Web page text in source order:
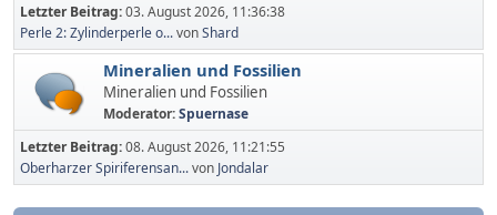
Letzter Beitrag:03. August 2026, 11:36:38
Perle 2: Zylinderperle o...vonShard
Mineralien und Fossilien
Mineralien und Fossilien
Moderator:Spuernase
Letzter Beitrag:08. August 2026, 11:21:55
Oberharzer Spiriferensan...von Jondalar